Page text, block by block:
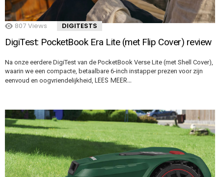
807 Views DIGITESTS
DigiTest: PocketBook Era Lite (met Flip Cover) review
Na onze eerdere DigiTest van de PocketBook Verse Lite (met Shell Cover),
waarin we een compacte, betaalbare 6-inch instapper prezen voor zijn
eenvoud en oogvriendelijkheid, LEES MEER…